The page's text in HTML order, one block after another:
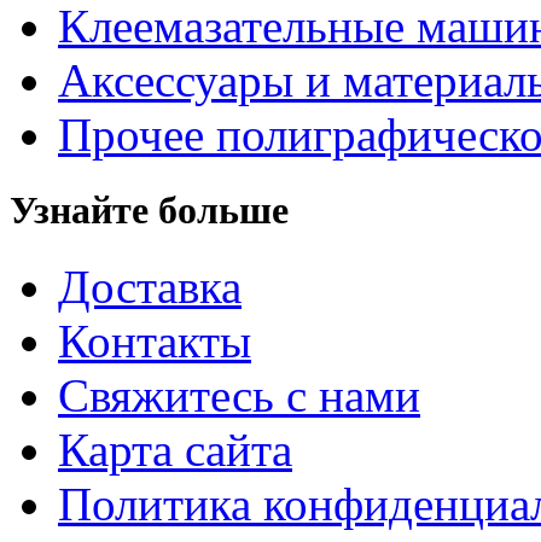
Клеемазательные
Аксеcсуары и
Прочее
Узнайте больше
Доставка
Контакты
Свяжитесь с нами
Карта сайта
Политика